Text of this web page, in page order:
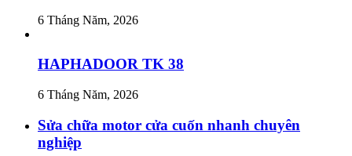
6 Tháng Năm, 2026
HAPHADOOR TK 38
6 Tháng Năm, 2026
Sửa chữa motor cửa cuốn nhanh chuyên
nghiệp